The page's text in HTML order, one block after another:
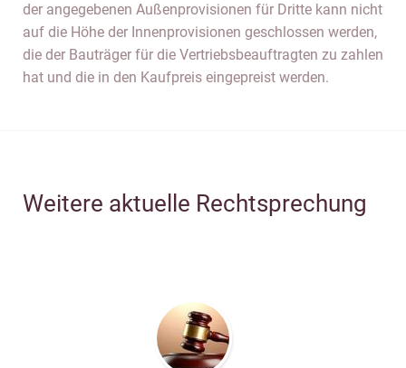
der angegebenen Außenprovisionen für Dritte kann nicht
auf die Höhe der Innenprovisionen geschlossen werden,
die der Bauträger für die Vertriebsbeauftragten zu zahlen
hat und die in den Kaufpreis eingepreist werden.
Weitere aktuelle Rechtsprechung